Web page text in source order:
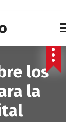
los
la